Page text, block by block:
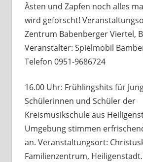
Ästen und Zapfen noch alles
wird geforscht!
Zentrum Babenberger Viertel,
Veranstalter: Spielmobil
Telefon 0951-9686724
16.00 Uhr: Frühlingshits für
Schülerinnen und Schüler der
Kreismusikschule aus
Umgebung stimmen
an. Veranstaltungsort:
Familienzentrum,